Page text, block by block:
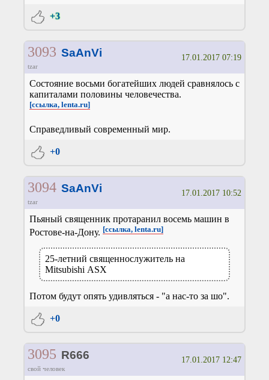
+3
3093 SaAnVi
tzar
17.01.2017 07:19
Состояние восьми богатейших людей сравнялось с
капиталами половины человечества.
[ссылка, lenta.ru]
Справедливый современный мир.
+0
3094 SaAnVi
tzar
17.01.2017 10:52
Пьяный священник протаранил восемь машин в
Ростове-на-Дону. [ссылка, lenta.ru]
25-летний священнослужитель на
Mitsubishi АSX
Потом будут опять удивляться - "а нас-то за шо".
+0
3095 R666
свой человек
17.01.2017 12:47